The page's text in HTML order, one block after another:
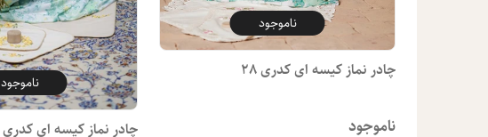
ناموجود
چادر نماز کیسه ای کدری 28
ناموجود
ناموجود
چادر نماز کیسه ای کدری 83